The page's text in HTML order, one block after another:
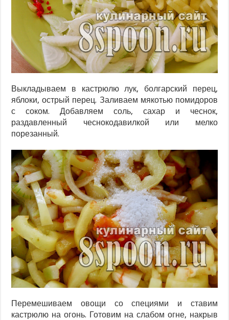
Выкладываем в кастрюлю лук, болгарский перец,
яблоки, острый перец. Заливаем мякотью помидоров
с соком. Добавляем соль, сахар и чеснок,
раздавленный чеснокодавилкой или мелко
порезанный.
Перемешиваем овощи со специями и ставим
кастрюлю на огонь. Готовим на слабом огне, накрыв